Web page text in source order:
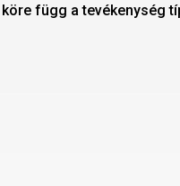
köre függ a tevékenység